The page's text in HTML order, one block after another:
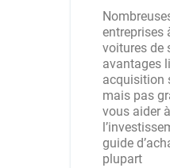
entreprises
voitures de
avantages
acquisition
mais pas
vous aider
guide
plupart